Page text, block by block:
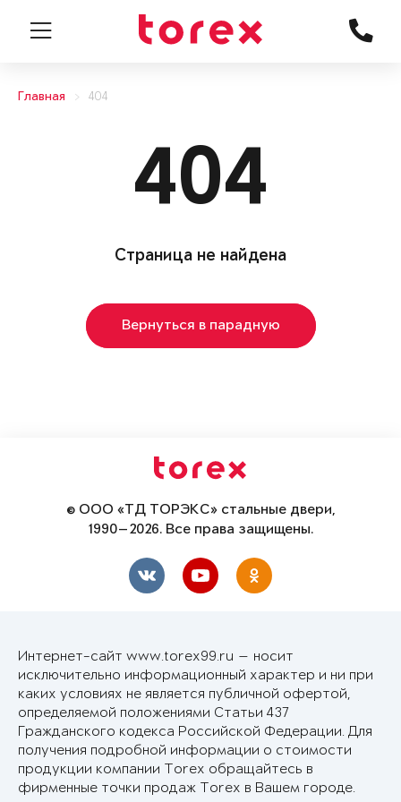
Главная 404
404
Страница не найдена
Вернуться в парадную
© ООО «ТД ТОРЭКС» стальные двери,
1990—2026. Все права защищены.
Интернет-сайт www.torex99.ru — носит
исключительно информационный характер и ни при
каких условиях не является публичной офертой,
определяемой положениями Статьи 437
Гражданского кодекса Российской Федерации. Для
получения подробной информации о стоимости
продукции компании Torex обращайтесь в
фирменные точки продаж Torex в Вашем городе.